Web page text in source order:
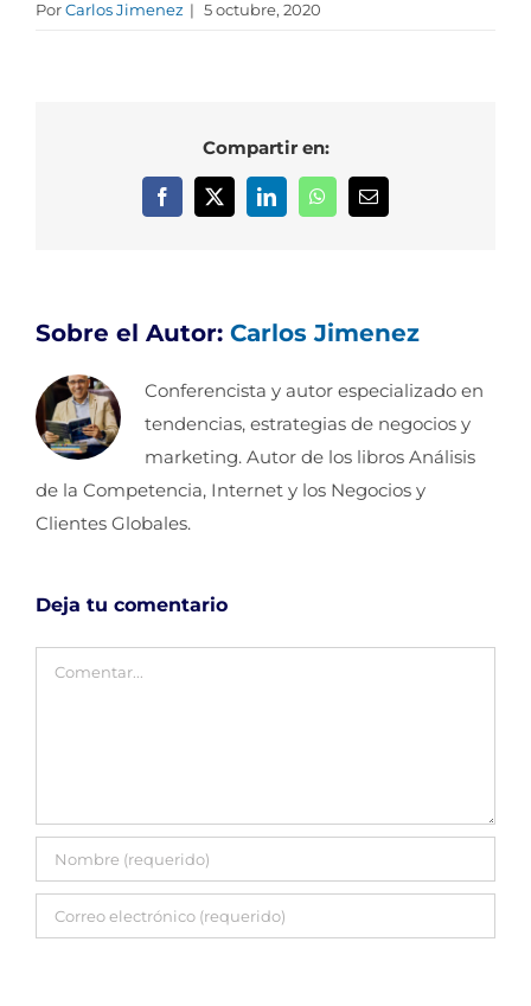
PorCarlos Jimenez | 5 octubre, 2020
Compartir en:
Facebook
X LinkedInWhatsAppCorreo
Sobre el Autor: Carlos Jimenez
Conferencista y autor especializado en
tendencias, estrategias de negocios y
marketing. Autor de los libros Análisis
de la Competencia, Internet y los Negocios y
Clientes Globales.
Deja tu comentario
Comentar